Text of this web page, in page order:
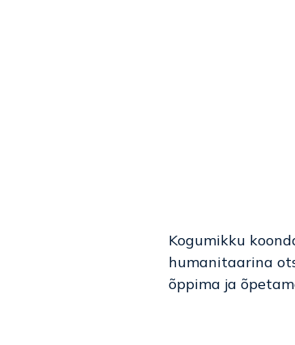
Kogumikku
humanitaarina
õppima ja